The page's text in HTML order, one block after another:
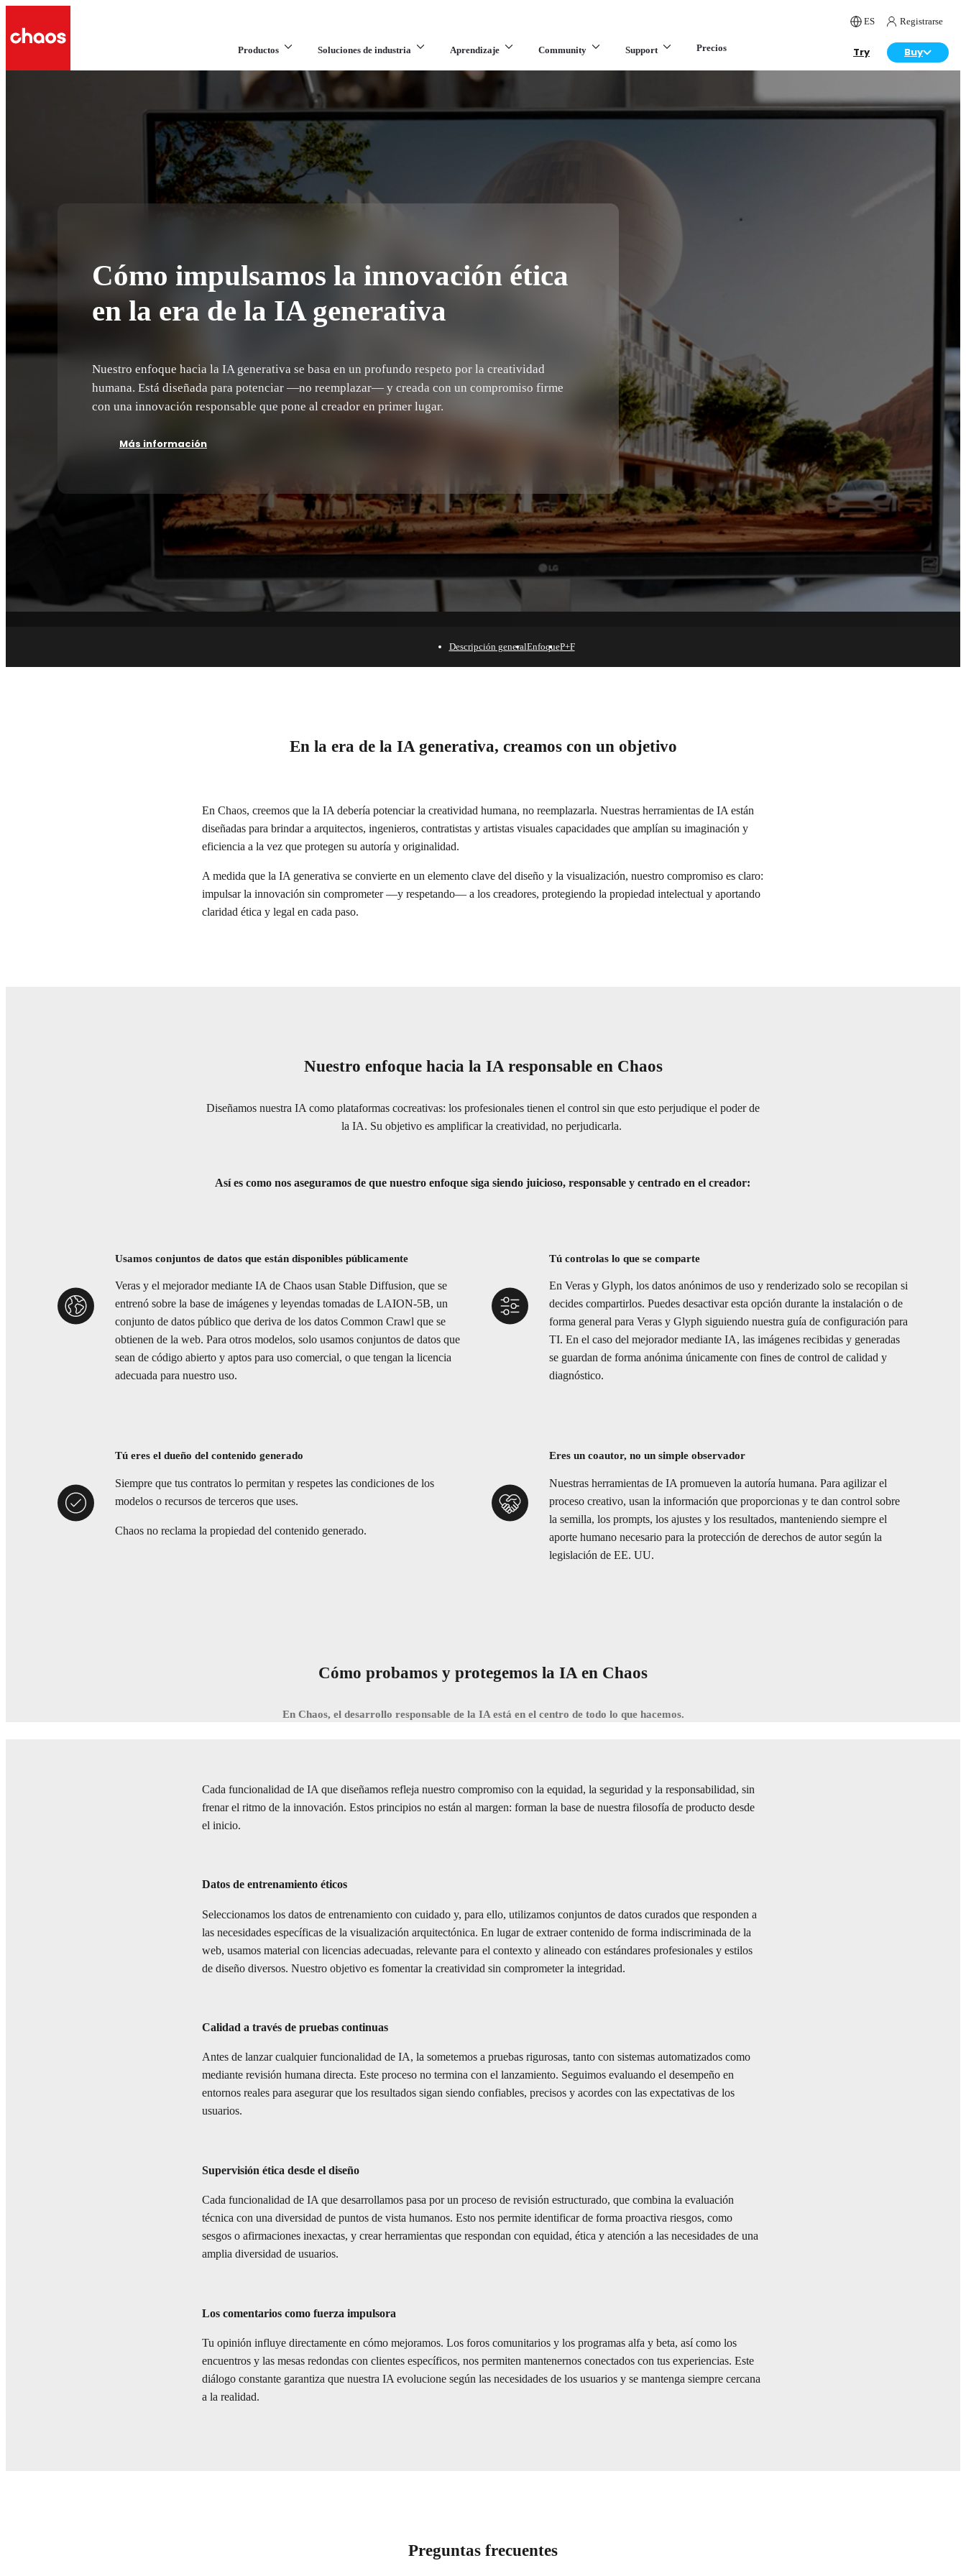
ES Registrarse
Productos Soluciones de industria Aprendizaje Community Support Precios Try Buy
Cómo impulsamos la innovación ética
en la era de la IA generativa
Nuestro enfoque hacia la IA generativa se basa en un profundo respeto por la creatividad
humana. Está diseñada para potenciar —no reemplazar— y creada con un compromiso firme
con una innovación responsable que pone al creador en primer lugar.
Más información
Descripción generalEnfoqueP+F
En la era de la IA generativa, creamos con un objetivo
En Chaos, creemos que la IA debería potenciar la creatividad humana, no reemplazarla. Nuestras herramientas de IA están
diseñadas para brindar a arquitectos, ingenieros, contratistas y artistas visuales capacidades que amplían su imaginación y
eficiencia a la vez que protegen su autoría y originalidad.
A medida que la IA generativa se convierte en un elemento clave del diseño y la visualización, nuestro compromiso es claro:
impulsar la innovación sin comprometer —y respetando— a los creadores, protegiendo la propiedad intelectual y aportando
claridad ética y legal en cada paso.
Nuestro enfoque hacia la IA responsable en Chaos
Diseñamos nuestra IA como plataformas cocreativas: los profesionales tienen el control sin que esto perjudique el poder de
la IA. Su objetivo es amplificar la creatividad, no perjudicarla.
Así es como nos aseguramos de que nuestro enfoque siga siendo juicioso, responsable y centrado en el creador:
Usamos conjuntos de datos que están disponibles públicamente
Veras y el mejorador mediante IA de Chaos usan Stable Diffusion, que se
entrenó sobre la base de imágenes y leyendas tomadas de LAION-5B, un
conjunto de datos público que deriva de los datos Common Crawl que se
obtienen de la web. Para otros modelos, solo usamos conjuntos de datos que
sean de código abierto y aptos para uso comercial, o que tengan la licencia
adecuada para nuestro uso.
Tú controlas lo que se comparte
En Veras y Glyph, los datos anónimos de uso y renderizado solo se recopilan si
decides compartirlos. Puedes desactivar esta opción durante la instalación o de
forma general para Veras y Glyph siguiendo nuestra guía de configuración para
TI. En el caso del mejorador mediante IA, las imágenes recibidas y generadas
se guardan de forma anónima únicamente con fines de control de calidad y
diagnóstico.
Tú eres el dueño del contenido generado
Siempre que tus contratos lo permitan y respetes las condiciones de los
modelos o recursos de terceros que uses.
Chaos no reclama la propiedad del contenido generado.
Eres un coautor, no un simple observador
Nuestras herramientas de IA promueven la autoría humana. Para agilizar el
proceso creativo, usan la información que proporcionas y te dan control sobre
la semilla, los prompts, los ajustes y los resultados, manteniendo siempre el
aporte humano necesario para la protección de derechos de autor según la
legislación de EE. UU.
Cómo probamos y protegemos la IA en Chaos
En Chaos, el desarrollo responsable de la IA está en el centro de todo lo que hacemos.
Cada funcionalidad de IA que diseñamos refleja nuestro compromiso con la equidad, la seguridad y la responsabilidad, sin
frenar el ritmo de la innovación. Estos principios no están al margen: forman la base de nuestra filosofía de producto desde
el inicio.
Datos de entrenamiento éticos
Seleccionamos los datos de entrenamiento con cuidado y, para ello, utilizamos conjuntos de datos curados que responden a
las necesidades específicas de la visualización arquitectónica. En lugar de extraer contenido de forma indiscriminada de la
web, usamos material con licencias adecuadas, relevante para el contexto y alineado con estándares profesionales y estilos
de diseño diversos. Nuestro objetivo es fomentar la creatividad sin comprometer la integridad.
Calidad a través de pruebas continuas
Antes de lanzar cualquier funcionalidad de IA, la sometemos a pruebas rigurosas, tanto con sistemas automatizados como
mediante revisión humana directa. Este proceso no termina con el lanzamiento. Seguimos evaluando el desempeño en
entornos reales para asegurar que los resultados sigan siendo confiables, precisos y acordes con las expectativas de los
usuarios.
Supervisión ética desde el diseño
Cada funcionalidad de IA que desarrollamos pasa por un proceso de revisión estructurado, que combina la evaluación
técnica con una diversidad de puntos de vista humanos. Esto nos permite identificar de forma proactiva riesgos, como
sesgos o afirmaciones inexactas, y crear herramientas que respondan con equidad, ética y atención a las necesidades de una
amplia diversidad de usuarios.
Los comentarios como fuerza impulsora
Tu opinión influye directamente en cómo mejoramos. Los foros comunitarios y los programas alfa y beta, así como los
encuentros y las mesas redondas con clientes específicos, nos permiten mantenernos conectados con tus experiencias. Este
diálogo constante garantiza que nuestra IA evolucione según las necesidades de los usuarios y se mantenga siempre cercana
a la realidad.
Preguntas frecuentes